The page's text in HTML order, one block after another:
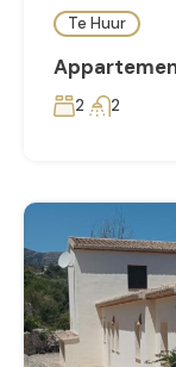
Te Huur
2 2